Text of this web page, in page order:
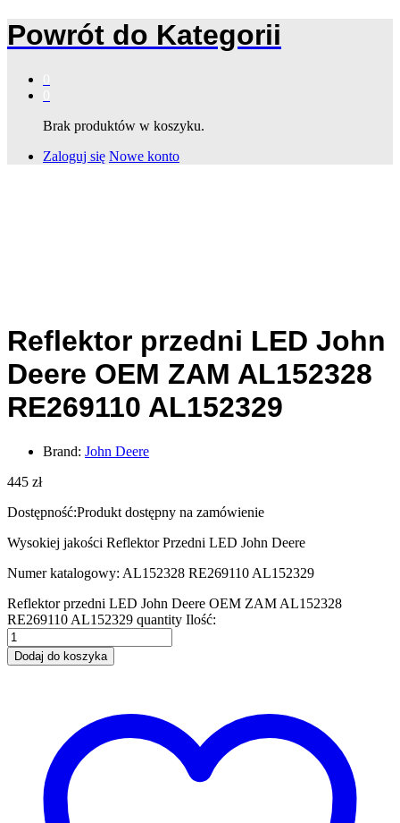
Powrót do Kategorii
Brak produktów w koszyku.
Zaloguj się Nowe konto
Reflektor przedni LED John
Deere OEM ZAM AL152328
RE269110 AL152329
Brand: John Deere
445 zł
Dostępność:Produkt dostępny na zamówienie
Wysokiej jakości Reflektor Przedni LED John Deere
Numer katalogowy: AL152328 RE269110 AL152329
Reflektor przedni LED John Deere OEM ZAM AL152328
RE269110 AL152329 quantity Ilość:
Dodaj do koszyka